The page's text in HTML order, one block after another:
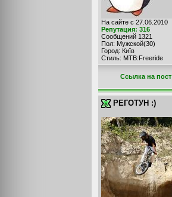
На сайте с 27.06.2010
Репутация: 316
Сообщений 1321
Пол: Мужской(30)
Город: Київ
Стиль: MTB:Freeride
Cсылка на пост
РЕГОТУН :)